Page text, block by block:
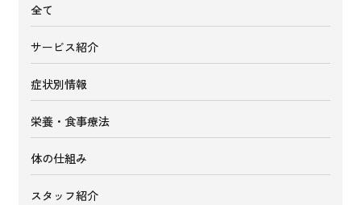
全て
サービス紹介
症状別情報
栄養・食事療法
体の仕組み
スタッフ紹介